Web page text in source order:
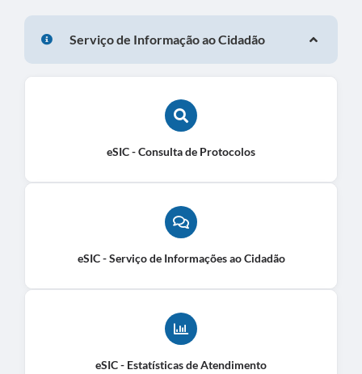
Serviço de Informação ao Cidadão
eSIC - Consulta de Protocolos
eSIC - Serviço de Informações ao Cidadão
eSIC - Estatísticas de Atendimento